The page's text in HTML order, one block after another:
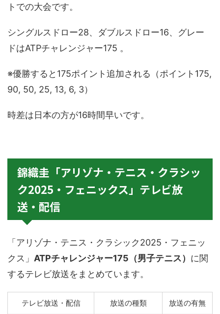
トでの大会です。
シングルスドロー28、ダブルスドロー16、グレー
ドはATPチャレンジャー175 。
※優勝すると175ポイント追加される（ポイント175,
90, 50, 25, 13, 6, 3）
時差は日本の方が16時間早いです。
錦織圭「アリゾナ・テニス・クラシッ
ク2025・フェニックス」テレビ放
送・配信
「アリゾナ・テニス・クラシック2025・フェニッ
クス」 ATPチャレンジャー175（男子テニス） に関
するテレビ放送をまとめています。
テレビ放送・配信 放送の種類 放送の有無